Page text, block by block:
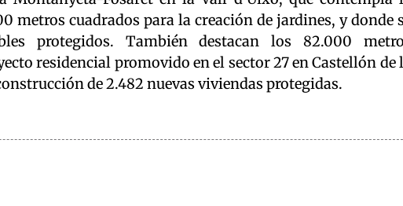
metros cuadrados para la creación de jardines, y donde
protegidos. También destacan los 82.000
residencial promovido en el sector 27 en Castellón de
de 2.482 nuevas viviendas protegidas.